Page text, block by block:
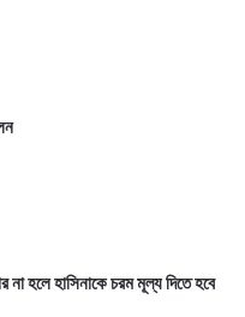
না হলে হাসিনাকে চরম মূল্য দিতে হবে